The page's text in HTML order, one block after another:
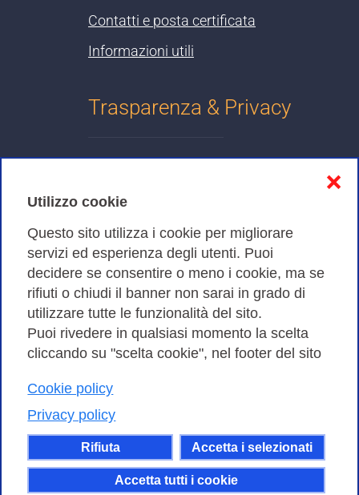
Utilizzo cookie
Questo sito utilizza i cookie per migliorare
servizi ed esperienza degli utenti. Puoi
decidere se consentire o meno i cookie, ma se
rifiuti o chiudi il banner non sarai in grado di
utilizzare tutte le funzionalità del sito.
Puoi rivedere in qualsiasi momento la scelta
cliccando su "scelta cookie", nel footer del sito
Cookie policy
Privacy policy
Rifiuta Accetta i selezionati
Accetta tutti i cookie
❌
Contatti e posta certificata
Informazioni utili
Trasparenza & Privacy
Cookies Policy
Amministrazione trasparente
Bandi di Gara
Consortium GARR - Via dei Tizii, 6 - 00185 Roma | Tel.
| CF 97284570583 – PI 07577141000 | Codice
Destinatario 7EU9KEU |
Il contenuto di questo sito e' rilasciato, tranne dove
altrimenti indicato, secondo i termini della licenza
Creative Commons